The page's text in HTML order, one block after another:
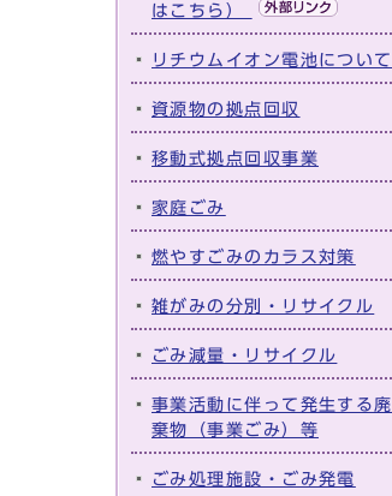
はこちら）
リチウムイオン電池について
資源物の拠点回収
移動式拠点回収事業
家庭ごみ
燃やすごみのカラス対策
雑がみの分別・リサイクル
ごみ減量・リサイクル
事業活動に伴って発生する廃
棄物（事業ごみ）等
ごみ処理施設・ごみ発電